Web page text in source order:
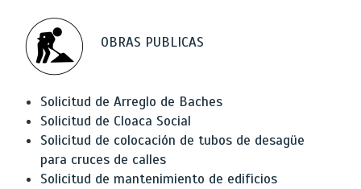
OBRAS PUBLICAS
Solicitud de Arreglo de Baches
Solicitud de Cloaca Social
Solicitud de colocación de tubos de desagüe
para cruces de calles
Solicitud de mantenimiento de edificios